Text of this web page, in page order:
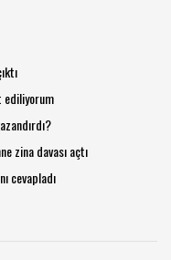
ediliyorum
zina davası açtı
cevapladı